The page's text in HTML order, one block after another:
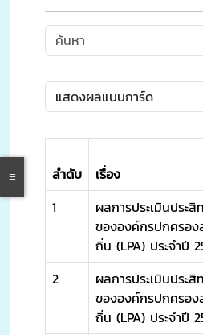
ลำดับ เรื่อง
1
ผลการประเมินประ
ขององค์กรปกครอ
ถิ่น (LPA) ประจำปี
2
ผลการประเมินประ
ขององค์กรปกครอ
ถิ่น (LPA) ประจำปี